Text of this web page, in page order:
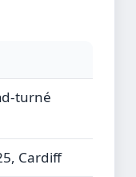
turné
Cardiff